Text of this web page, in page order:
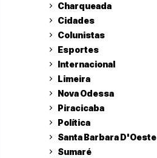
Charqueada
Cidades
Colunistas
Esportes
Internacional
Limeira
Nova Odessa
Piracicaba
Política
Santa Barbara D'Oeste
Sumaré